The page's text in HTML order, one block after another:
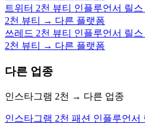
트위터 2천 뷰티 인플루언서 릴스
2천 뷰티 → 다른 플랫폼
쓰레드 2천 뷰티 인플루언서 릴스
2천 뷰티 → 다른 플랫폼
다른 업종
인스타그램 2천 → 다른 업종
인스타그램 2천 패션 인플루언서